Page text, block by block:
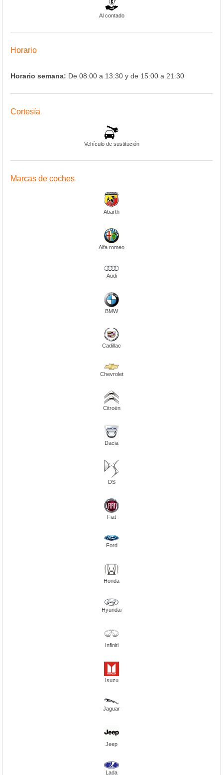
Al contado
Horario
Horario semana: De 08:00 a 13:30 y de 15:00 a 21:30
Cortesía
Vehículo de sustitución
Marcas de coches
Abarth
Alfa romeo
Audi
BMW
Cadillac
Chevrolet
Citroën
Dacia
DS
Fiat
Ford
Honda
Hyundai
Infiniti
Isuzu
Jaguar
Jeep
Lada